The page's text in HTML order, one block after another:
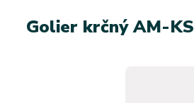
Golier krčný AM-KS